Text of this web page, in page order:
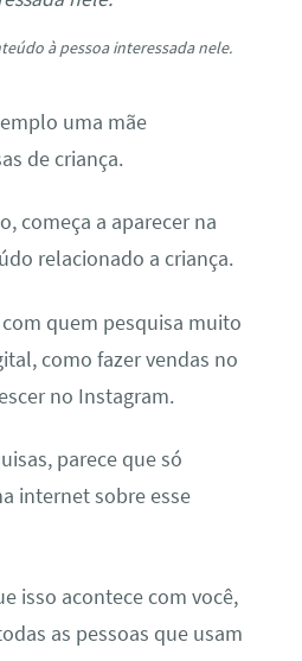
à pessoa interessada nele.
uma mãe
de criança.
começa a aparecer na
relacionado a criança.
quem pesquisa muito
como fazer vendas no
no Instagram.
parece que só
internet sobre esse
isso acontece com você,
as pessoas que usam